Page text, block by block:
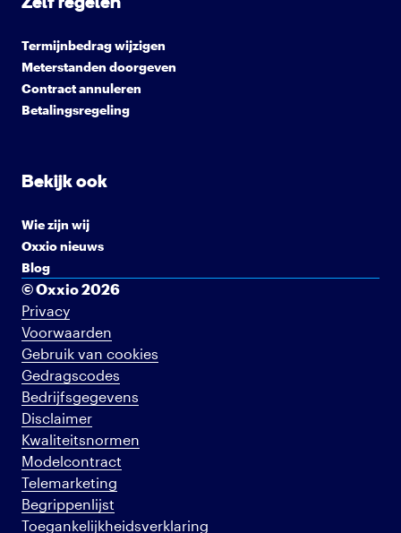
Termijnbedrag wijzigen
Meterstanden doorgeven
Contract annuleren
Betalingsregeling
Bekijk ook
Wie zijn wij
Oxxio nieuws
Blog
© Oxxio 2026
Privacy
Voorwaarden
Gebruik van cookies
Gedragscodes
Bedrijfsgegevens
Disclaimer
Kwaliteitsnormen
Modelcontract
Telemarketing
Begrippenlijst
Toegankelijkheidsverklaring